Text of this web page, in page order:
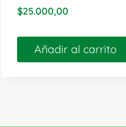
$25.000,00
Añadir al carrito